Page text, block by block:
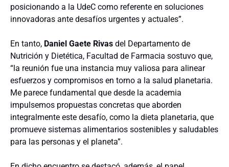
posicionando a la UdeC como referente en soluciones
innovadoras ante desafíos urgentes y actuales”.
En tanto, Daniel Gaete Rivas del Departamento de
Nutrición y Dietética, Facultad de Farmacia sostuvo que,
“la reunión fue una instancia muy valiosa para alinear
esfuerzos y compromisos en torno a la salud planetaria.
Me parece fundamental que desde la academia
impulsemos propuestas concretas que aborden
integralmente este desafío, como la dieta planetaria, que
promueve sistemas alimentarios sostenibles y saludables
para las personas y el planeta”.